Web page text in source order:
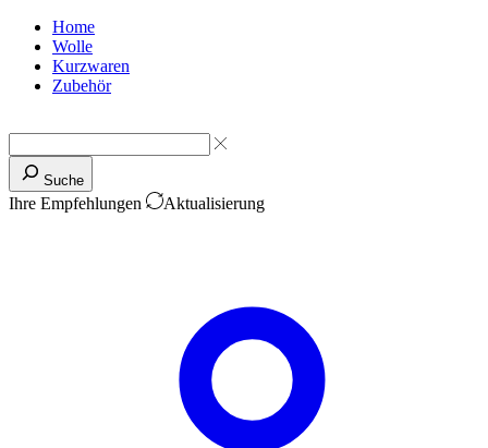
Home
Wolle
Kurzwaren
Zubehör
Suche
Ihre Empfehlungen Aktualisierung